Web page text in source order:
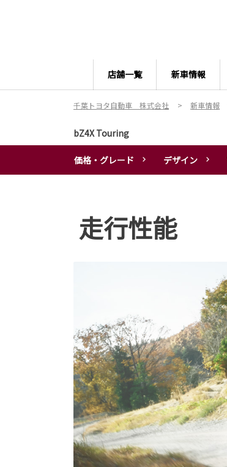
店舗一覧 新車情報
千葉トヨタ自動車 株式会社 新車情報
bZ4X Touring
価格・グレード デザイン
走行性能